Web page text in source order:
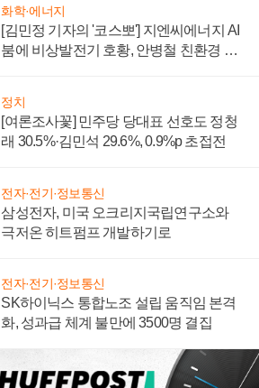
화학·에너지
[김민정 기자의 '코스뽀'] 지엔씨에너지 AI
붐에 비상발전기 호황, 안병철 친환경 에
정치
[여론조사꽃] 민주당 당대표 선호도 정청
래 30.5%·김민석 29.6%, 0.9%p 초접전
전자·전기·정보통신
삼성전자, 미국 오크리지국립연구소와
극저온 히트펌프 개발하기로
전자·전기·정보통신
SK하이닉스 통합노조 설립 움직임 본격
화, 성과급 체계 불만에 3500명 결집